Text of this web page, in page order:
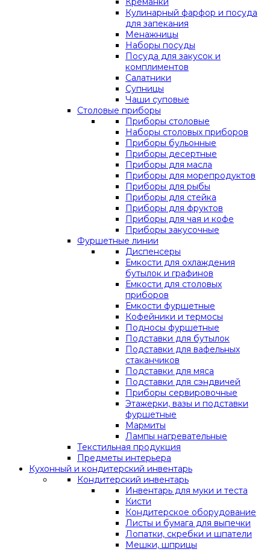
Кулинарный фарфор и посуда
для запекания
Менажницы
Наборы посуды
Посуда для закусок и
комплиментов
Салатники
Супницы
Чаши суповые
Столовые приборы
Приборы столовые
Наборы столовых приборов
Приборы бульонные
Приборы десертные
Приборы для масла
Приборы для морепродуктов
Приборы для рыбы
Приборы для стейка
Приборы для фруктов
Приборы для чая и кофе
Приборы закусочные
Фуршетные линии
Диспенсеры
Емкости для охлаждения
бутылок и графинов
Емкости для столовых
приборов
Емкости фуршетные
Кофейники и термосы
Подносы фуршетные
Подставки для бутылок
Подставки для вафельных
стаканчиков
Подставки для мяса
Подставки для сэндвичей
Приборы сервировочные
Этажерки, вазы и подставки
фуршетные
Мармиты
Лампы нагревательные
Текстильная продукция
Предметы интерьера
Кухонный и кондитерский инвентарь
Кондитерский инвентарь
Инвентарь для муки и теста
Кисти
Кондитерское оборудование
Листы и бумага для выпечки
Лопатки, скребки и шпатели
Мешки, шприцы